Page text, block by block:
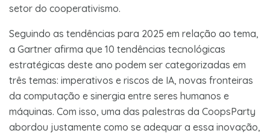
setor do cooperativismo.
Seguindo as tendências para 2025 em relação ao tema,
a Gartner afirma que 10 tendências tecnológicas
estratégicas deste ano podem ser categorizadas em
três temas: imperativos e riscos de IA, novas fronteiras
da computação e sinergia entre seres humanos e
máquinas. Com isso, uma das palestras da CoopsParty
abordou justamente como se adequar a essa inovação,